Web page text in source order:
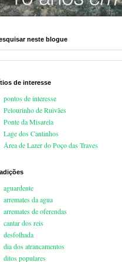
neste blogue
de interesse
pontos de interesse
Pelourinho de Ruivães
Ponte da Misarela
Lage dos Cantinhos
Área de Lazer do Poço das Traves
aguardente
arremates da agua
arremates de oferendas
cantar dos reis
desfolhada
dia dos atrancamentos
ditos populares